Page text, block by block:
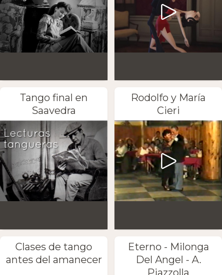
Tango final en
Saavedra
Rodolfo y María
Cieri
Clases de tango
antes del amanecer
Eterno - Milonga
Del Angel - A.
Piazzolla